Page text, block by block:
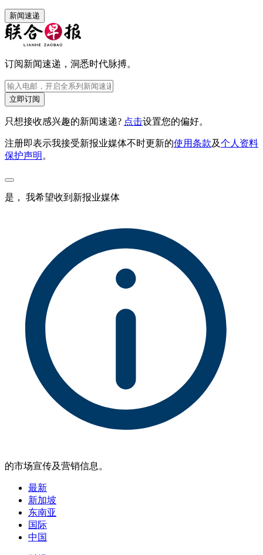
新闻速递
订阅新闻速递，洞悉时代脉搏。
立即订阅
只想接收感兴趣的新闻速递? 点击设置您的偏好。
注册即表示我接受新报业媒体不时更新的使用条款及个人资料
保护声明 。
是， 我希望收到新报业媒体
的市场宣传及营销信息。
最新
新加坡
东南亚
国际
中国